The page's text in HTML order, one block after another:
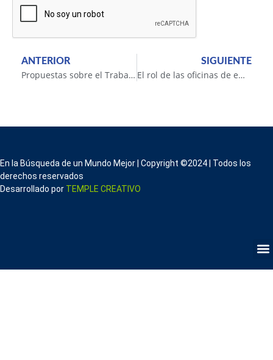
ANTERIOR
Propuestas sobre el Trabajo en Argentina
SIGUIENTE
El rol de las oficinas de empleo del Estado
En la Búsqueda de un Mundo Mejor | Copyright ©2024 | Todos los
derechos reservados
Desarrollado por TEMPLE CREATIVO